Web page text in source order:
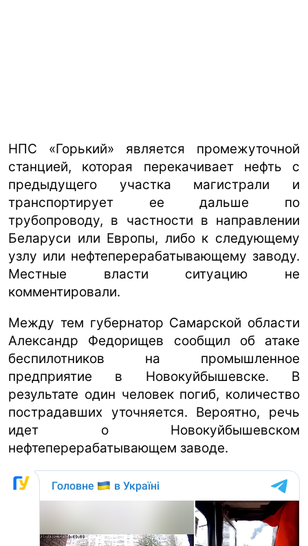
НПС «Горький» является промежуточной
станцией, которая перекачивает нефть с
предыдущего участка магистрали и
транспортирует ее дальше по
трубопроводу, в частности в направлении
Беларуси или Европы, либо к следующему
узлу или нефтеперерабатывающему заводу.
Местные власти ситуацию не
комментировали.
Между тем губернатор Самарской области
Александр Федорищев сообщил об атаке
беспилотников на промышленное
предприятие в Новокуйбышевске. В
результате один человек погиб, количество
пострадавших уточняется. Вероятно, речь
идет о Новокуйбышевском
нефтеперерабатывающем заводе.